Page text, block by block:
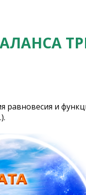
равновесия и